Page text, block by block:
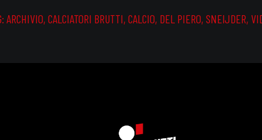
ARCHIVIO, CALCIATORI BRUTTI, CALCIO, DEL PIERO, SNEIJDER,